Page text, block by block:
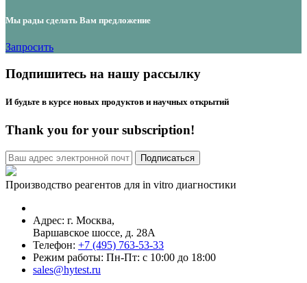
Мы рады сделать Вам предложение
Запросить
Подпишитесь на нашу рассылку
И будьте в курсе новых продуктов и научных открытий
Thank you for your subscription!
Производство реагентов для in vitro диагностики
Адрес: г. Москва,
Варшавское шоссе, д. 28А
Телефон: +7 (495) 763-53-33
Режим работы: Пн-Пт: с 10:00 до 18:00
sales@hytest.ru